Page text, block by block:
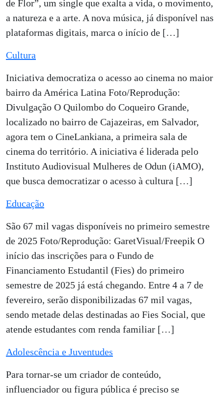
de Flor”, um single que exalta a vida, o movimento,
a natureza e a arte. A nova música, já disponível nas
plataformas digitais, marca o início de […]
Cultura
Iniciativa democratiza o acesso ao cinema no maior
bairro da América Latina Foto/Reprodução:
Divulgação O Quilombo do Coqueiro Grande,
localizado no bairro de Cajazeiras, em Salvador,
agora tem o CineLankiana, a primeira sala de
cinema do território. A iniciativa é liderada pelo
Instituto Audiovisual Mulheres de Odun (iAMO),
que busca democratizar o acesso à cultura […]
Educação
São 67 mil vagas disponíveis no primeiro semestre
de 2025 Foto/Reprodução: GaretVisual/Freepik O
início das inscrições para o Fundo de
Financiamento Estudantil (Fies) do primeiro
semestre de 2025 já está chegando. Entre 4 a 7 de
fevereiro, serão disponibilizadas 67 mil vagas,
sendo metade delas destinadas ao Fies Social, que
atende estudantes com renda familiar […]
Adolescência e Juventudes
Para tornar-se um criador de conteúdo,
influenciador ou figura pública é preciso se